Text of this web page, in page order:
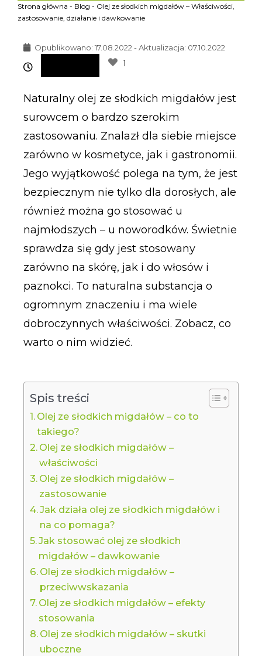
Strona główna - Blog - Olej ze słodkich migdałów – Właściwości,
zastosowanie, działanie i dawkowanie
Opublikowano: 17.08.2022 - Aktualizacja: 07.10.2022
1
Naturalny olej ze słodkich migdałów jest
surowcem o bardzo szerokim
zastosowaniu. Znalazł dla siebie miejsce
zarówno w kosmetyce, jak i gastronomii.
Jego wyjątkowość polega na tym, że jest
bezpiecznym nie tylko dla dorosłych, ale
również można go stosować u
najmłodszych – u noworodków. Świetnie
sprawdza się gdy jest stosowany
zarówno na skórę, jak i do włosów i
paznokci. To naturalna substancja o
ogromnym znaczeniu i ma wiele
dobroczynnych właściwości. Zobacz, co
warto o nim widzieć.
Spis treści
Olej ze słodkich migdałów – co to
takiego?
Olej ze słodkich migdałów –
właściwości
Olej ze słodkich migdałów –
zastosowanie
Jak działa olej ze słodkich migdałów i
na co pomaga?
Jak stosować olej ze słodkich
migdałów – dawkowanie
Olej ze słodkich migdałów –
przeciwwskazania
Olej ze słodkich migdałów – efekty
stosowania
Olej ze słodkich migdałów – skutki
uboczne